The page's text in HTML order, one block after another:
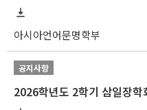
아시아언어문명학부
공지사항